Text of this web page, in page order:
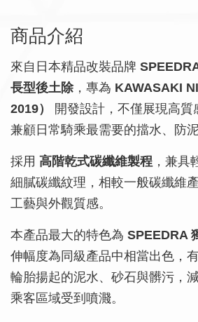
商品介紹
來自日本精品改裝品牌
長型後土除，專為 KAWASAKI
2019）
開發設計，不僅展現高質
兼顧日常騎乘最需要的擋水、防
採用 高階乾式碳纖維製程 ，兼具
細膩碳纖紋理，相較一般碳纖維
工藝與外觀質感。
本產品最大的特色為 SPEEDRA
伸幅度為同級產品中相當出色，
輪胎揚起的泥水、砂石與髒污，
乘客區域受到噴濺。